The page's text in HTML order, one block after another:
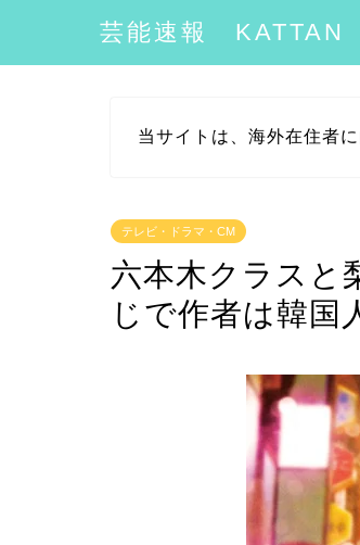
芸能速報 KATTAN
当サイトは、海外在住者
テレビ・ドラマ・CM
六本木クラスと
じで作者は韓国